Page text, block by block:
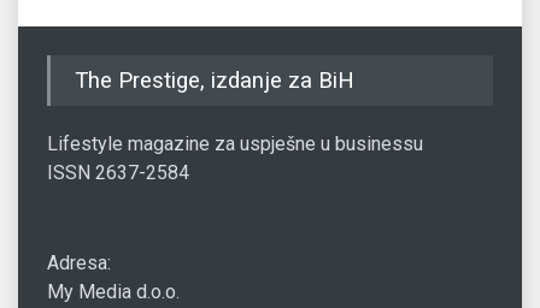
The Prestige, izdanje za BiH
Lifestyle magazine za uspješne u businessu
ISSN 2637-2584
Adresa:
My Media d.o.o.